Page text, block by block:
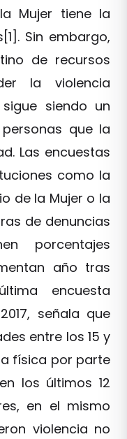
Mujer tiene la
Sin embargo,
de recursos
la violencia
siendo un
que la
Las encuestas
como la
de la Mujer o la
de denuncias
porcentajes
año tras
encuesta
señala que
entre los 15 y
física por parte
los últimos 12
en el mismo
violencia no